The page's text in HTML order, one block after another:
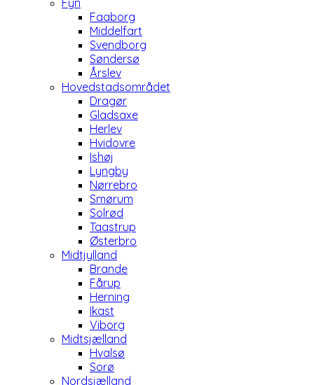
Fyn
Faaborg
Middelfart
Svendborg
Søndersø
Årslev
Hovedstadsområdet
Dragør
Gladsaxe
Herlev
Hvidovre
Ishøj
Lyngby
Nørrebro
Smørum
Solrød
Taastrup
Østerbro
Midtjylland
Brande
Fårup
Herning
Ikast
Viborg
Midtsjælland
Hvalsø
Sorø
Nordsjælland